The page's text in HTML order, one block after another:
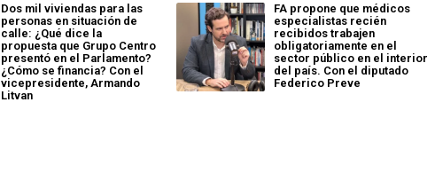
Dos mil viviendas para las
personas en situación de
calle: ¿Qué dice la
propuesta que Grupo Centro
presentó en el Parlamento?
¿Cómo se financia? Con el
vicepresidente, Armando
Litvan
FA propone que médicos
especialistas recién
recibidos trabajen
obligatoriamente en el
sector público en el interior
del país. Con el diputado
Federico Preve